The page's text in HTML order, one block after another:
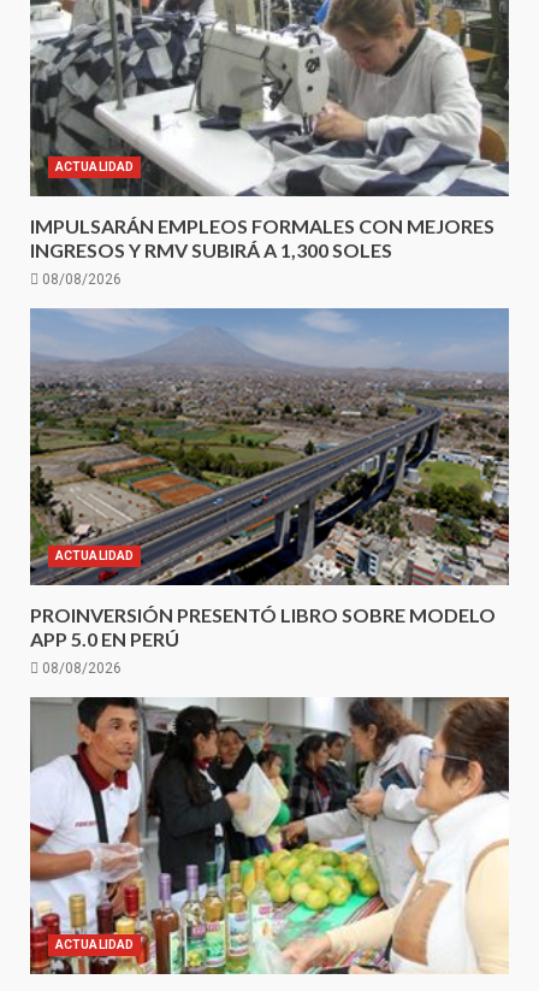
ACTUALIDAD
IMPULSARÁN EMPLEOS FORMALES CON MEJORES
INGRESOS Y RMV SUBIRÁ A 1,300 SOLES
08/08/2026
ACTUALIDAD
PROINVERSIÓN PRESENTÓ LIBRO SOBRE MODELO
APP 5.0 EN PERÚ
08/08/2026
ACTUALIDAD